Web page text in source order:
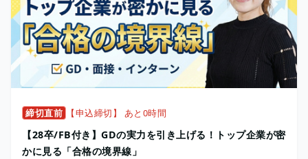
締切直前 【申込締切】 あと0時間
【28卒/FB付き】GDの実力を引き上げる！トップ企業が密
かに見る「合格の境界線」